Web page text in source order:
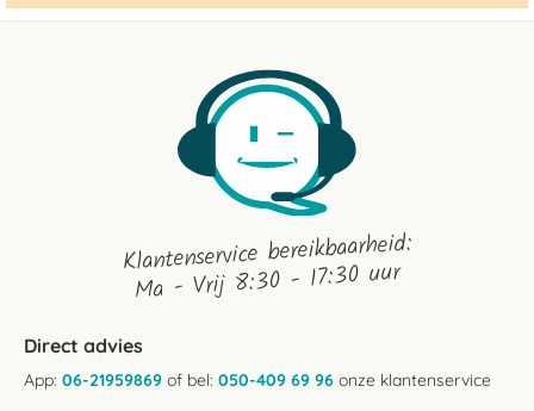
Klantenservice bereikbaarheid:
Ma - Vrij 8:30 - 17:30 uur
Direct advies
App: 06-21959869 of bel: 050-409 69 96 onze klantenservice